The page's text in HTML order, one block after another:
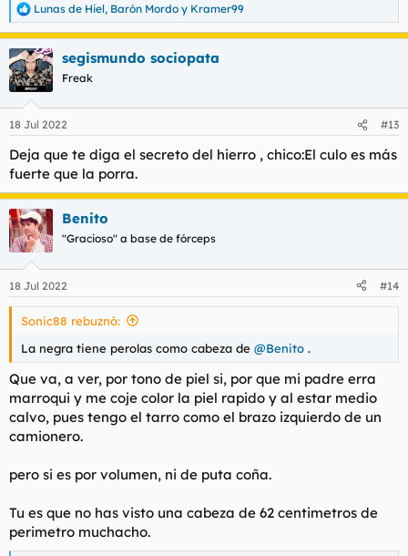
R
e
a
c
c
i
e
:
Lunas de Hiel, Barón Mordo y Kramer99
segismundo sociopata
Freak
18 Jul 2022 #13
Deja que te diga el secreto del hierro , chico:El culo es más
fuerte que la porra.
Benito
"Gracioso" a base de fórceps
18 Jul 2022 #14
Sonic88 rebuznó:
La negra tiene perolas como cabeza de @Benito .
Que va, a ver, por tono de piel si, por que mi padre erra
marroqui y me coje color la piel rapido y al estar medio
calvo, pues tengo el tarro como el brazo izquierdo de un
camionero.
pero si es por volumen, ni de puta coña.
Tu es que no has visto una cabeza de 62 centimetros de
perimetro muchacho.